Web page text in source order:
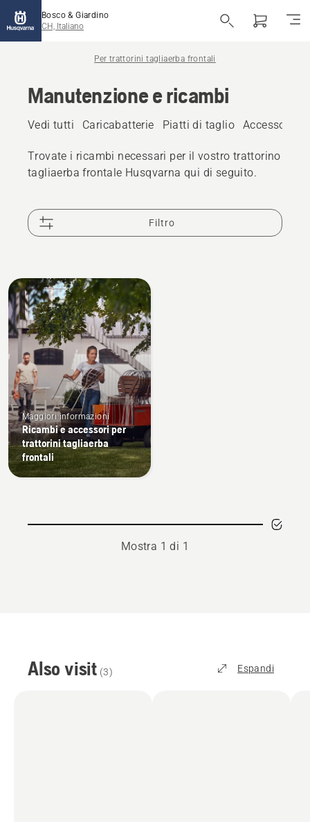
Bosco & Giardino
CH, Italiano
Per trattorini tagliaerba frontali
Manutenzione e ricambi
Vedi tutti Caricabatterie Piatti di taglio Accessori a
Trovate i ricambi necessari per il vostro trattorino
tagliaerba frontale Husqvarna qui di seguito.
Filtro
Tutti
i
prodotti
Maggiori informazioni
Ricambi e accessori per
trattorini tagliaerba
frontali
Mostra 1 di 1
Also visit (3) Espandi